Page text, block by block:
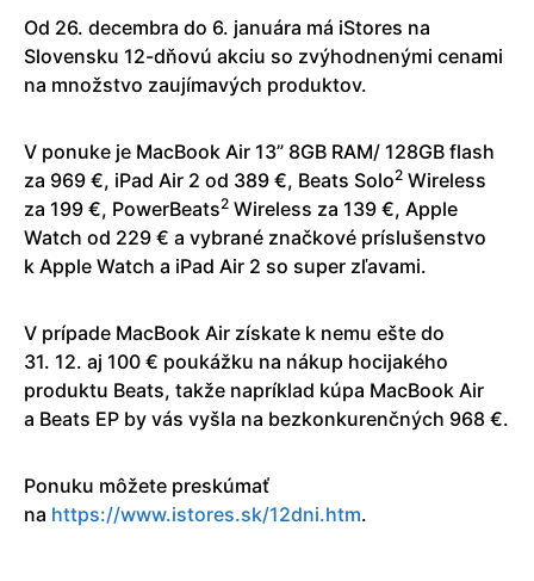
Od 26. decembra do 6. januára má iStores na
Slovensku 12-dňovú akciu so zvýhodnenými cenami
na množstvo zaujímavých produktov.
V ponuke je MacBook Air 13” 8GB RAM/ 128GB flash
za 969 €, iPad Air 2 od 389 €, Beats Solo2 Wireless
za 199 €, PowerBeats2 Wireless za 139 €, Apple
Watch od 229 € a vybrané značkové príslušenstvo
k Apple Watch a iPad Air 2 so super zľavami.
V prípade MacBook Air získate k nemu ešte do
31. 12. aj 100 € poukážku na nákup hocijakého
produktu Beats, takže napríklad kúpa MacBook Air
a Beats EP by vás vyšla na bezkonkurenčných 968 €.
Ponuku môžete preskúmať
na https://www.istores.sk/12dni.htm.